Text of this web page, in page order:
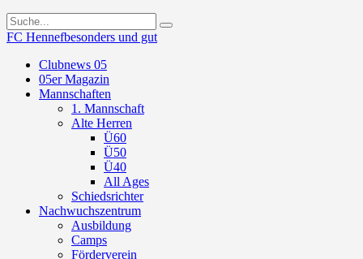
FC Hennefbesonders und gut
Clubnews 05
05er Magazin
Mannschaften
1. Mannschaft
Alte Herren
Ü60
Ü50
Ü40
All Ages
Schiedsrichter
Nachwuchszentrum
Ausbildung
Camps
Förderverein